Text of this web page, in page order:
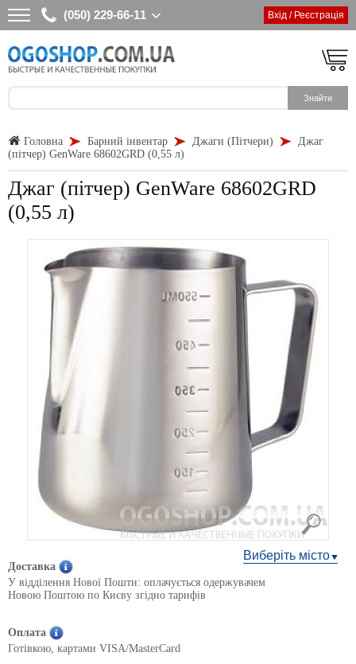
(050) 229-66-11 Вхід / Реєстрація
Головна Барний інвентар Джаги (Пітчери)
Джаг
(пітчер) GenWare 68602GRD (0,55 л)
Джаг (пітчер) GenWare 68602GRD
(0,55 л)
Виберіть місто
Доставка
У відділення Нової Пошти: оплачується одержувачем
Новою Поштою по Києву згідно тарифів
Оплата
Готівкою, картами VISA/MasterCard